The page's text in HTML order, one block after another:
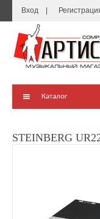
Вход
Каталог
STEINBERG